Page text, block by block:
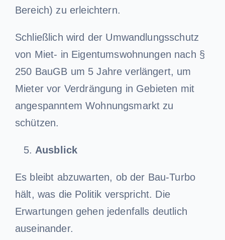
Bereich) zu erleichtern.
Schließlich wird der Umwandlungsschutz
von Miet- in Eigentumswohnungen nach §
250 BauGB um 5 Jahre verlängert, um
Mieter vor Verdrängung in Gebieten mit
angespanntem Wohnungsmarkt zu
schützen.
Ausblick
Es bleibt abzuwarten, ob der Bau-Turbo
hält, was die Politik verspricht. Die
Erwartungen gehen jedenfalls deutlich
auseinander.